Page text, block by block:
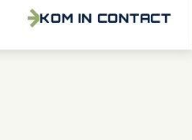
KOM IN CONTACT